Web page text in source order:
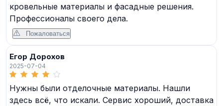
кровельные материалы и фасадные решения.
Профессионалы своего дела.
Пожаловаться
Егор Дорохов
2025-07-04
Нужны были отделочные материалы. Нашли
здесь всё, что искали. Сервис хороший, доставка